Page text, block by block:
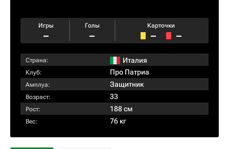
Игры
–
Голы
–
Карточки
– –
Страна: Италия
Клуб: Про Патриа
Амплуа: Защитник
Возраст: 33
Рост: 188 см
Вес: 76 кг